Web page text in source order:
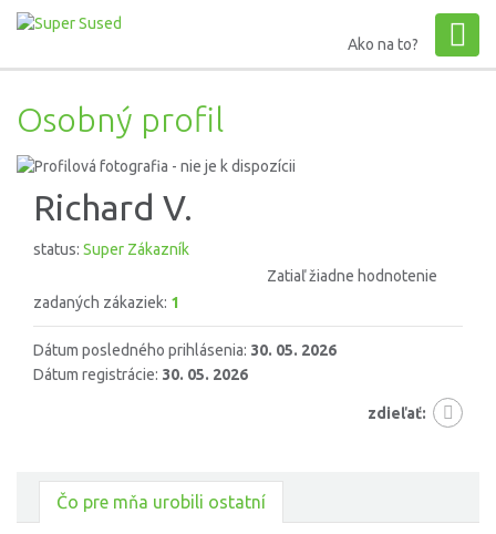
Ako na to?
Osobný profil
Richard V.
status: Super Zákazník
Zatiaľ žiadne hodnotenie
zadaných zákaziek: 1
Dátum posledného prihlásenia: 30. 05. 2026
Dátum registrácie: 30. 05. 2026
zdieľať:
Čo pre mňa urobili ostatní